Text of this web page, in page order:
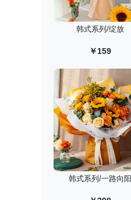
韩式系列/绽放
￥159
韩式系列/一路向阳